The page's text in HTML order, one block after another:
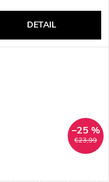
DETAIL
€23,99
–25 %